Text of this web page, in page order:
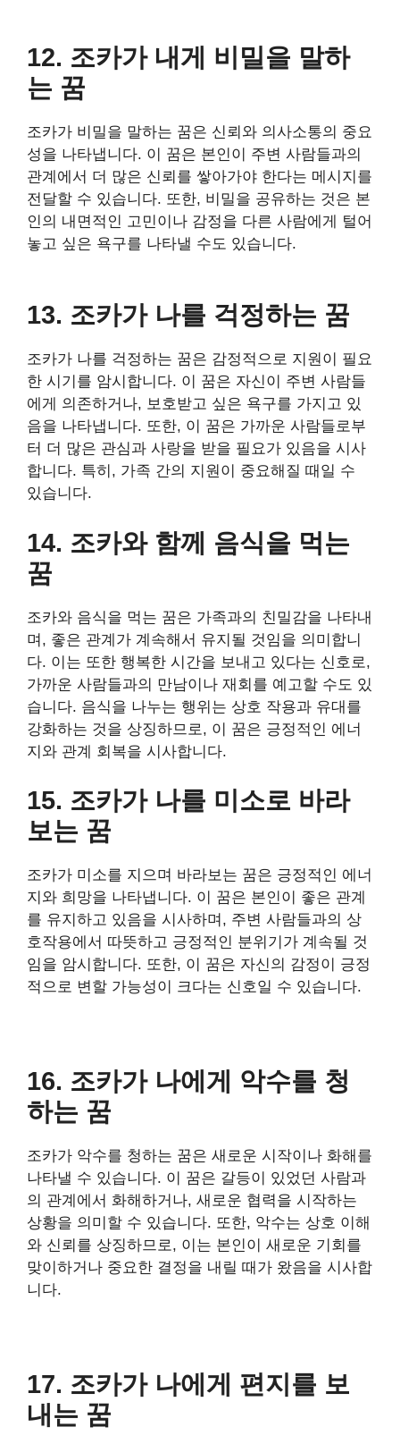
12. 조카가 내게 비밀을 말하
는 꿈
조카가 비밀을 말하는 꿈은 신뢰와 의사소통의 중요
성을 나타냅니다. 이 꿈은 본인이 주변 사람들과의
관계에서 더 많은 신뢰를 쌓아가야 한다는 메시지를
전달할 수 있습니다. 또한, 비밀을 공유하는 것은 본
인의 내면적인 고민이나 감정을 다른 사람에게 털어
놓고 싶은 욕구를 나타낼 수도 있습니다.
13. 조카가 나를 걱정하는 꿈
조카가 나를 걱정하는 꿈은 감정적으로 지원이 필요
한 시기를 암시합니다. 이 꿈은 자신이 주변 사람들
에게 의존하거나, 보호받고 싶은 욕구를 가지고 있
음을 나타냅니다. 또한, 이 꿈은 가까운 사람들로부
터 더 많은 관심과 사랑을 받을 필요가 있음을 시사
합니다. 특히, 가족 간의 지원이 중요해질 때일 수
있습니다.
14. 조카와 함께 음식을 먹는
꿈
조카와 음식을 먹는 꿈은 가족과의 친밀감을 나타내
며, 좋은 관계가 계속해서 유지될 것임을 의미합니
다. 이는 또한 행복한 시간을 보내고 있다는 신호로,
가까운 사람들과의 만남이나 재회를 예고할 수도 있
습니다. 음식을 나누는 행위는 상호 작용과 유대를
강화하는 것을 상징하므로, 이 꿈은 긍정적인 에너
지와 관계 회복을 시사합니다.
15. 조카가 나를 미소로 바라
보는 꿈
조카가 미소를 지으며 바라보는 꿈은 긍정적인 에너
지와 희망을 나타냅니다. 이 꿈은 본인이 좋은 관계
를 유지하고 있음을 시사하며, 주변 사람들과의 상
호작용에서 따뜻하고 긍정적인 분위기가 계속될 것
임을 암시합니다. 또한, 이 꿈은 자신의 감정이 긍정
적으로 변할 가능성이 크다는 신호일 수 있습니다.
16. 조카가 나에게 악수를 청
하는 꿈
조카가 악수를 청하는 꿈은 새로운 시작이나 화해를
나타낼 수 있습니다. 이 꿈은 갈등이 있었던 사람과
의 관계에서 화해하거나, 새로운 협력을 시작하는
상황을 의미할 수 있습니다. 또한, 악수는 상호 이해
와 신뢰를 상징하므로, 이는 본인이 새로운 기회를
맞이하거나 중요한 결정을 내릴 때가 왔음을 시사합
니다.
17. 조카가 나에게 편지를 보
내는 꿈